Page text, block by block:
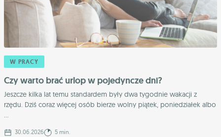
W PRACY
Czy warto brać urlop w pojedyncze dni?
Jeszcze kilka lat temu standardem były dwa tygodnie wakacji z
rzędu. Dziś coraz więcej osób bierze wolny piątek, poniedziałek albo
...
30.06.2026 5 min.